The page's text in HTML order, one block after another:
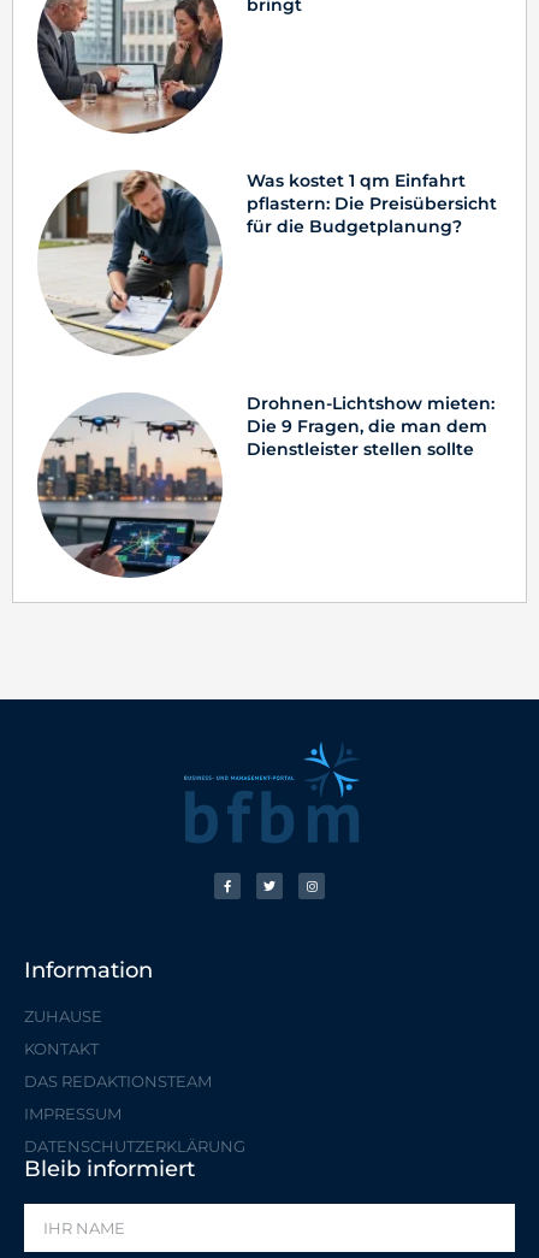
bringt
Was kostet 1 qm Einfahrt
pflastern: Die Preisübersicht
für die Budgetplanung?
Drohnen-Lichtshow mieten:
Die 9 Fragen, die man dem
Dienstleister stellen sollte
Information
ZUHAUSE
KONTAKT
DAS REDAKTIONSTEAM
IMPRESSUM
DATENSCHUTZERKLÄRUNG
Bleib informiert